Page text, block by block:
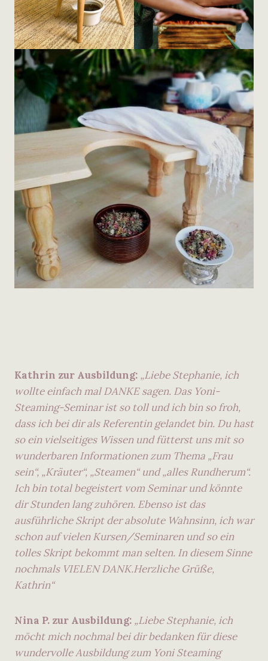
Kathrin zur Ausbildung: „Liebe Stephanie, ich
wollte einfach mal DANKE sagen. Das Yoni-
Steaming-Seminar ist so toll und ich bin so froh,
dass ich bei dir als Referentin gelandet bin. Du hast
so ein vielseitiges Wissen und fütterst uns mit so
wunderbaren Informationen zum Thema „Frau
sein“, „Kräuter“, „Steamen“ und „alles Rundherum“.
Ich bin total begeistert vom Seminar und könnte
dir Stunden lang zuhören. Ebenso ist das
ausführliche Skript der absolute Wahnsinn, ich war
schon auf vielen Kursen/Seminaren und so ein
tolles Skript bekommt man selten. In diesem Sinne
nochmals VIELEN DANK.Herzliche Grüße,
Kathrin“
Nina P. zur Ausbildung: „Liebe Stephanie, ich
möcht mich nochmal bei dir bedanken für diese
wundervolle Ausbildung zum Yoni Steaming